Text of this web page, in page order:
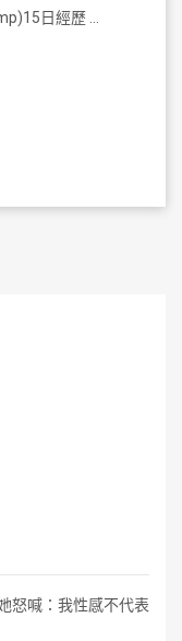
日經歷 …
怒喊：我性感不代表